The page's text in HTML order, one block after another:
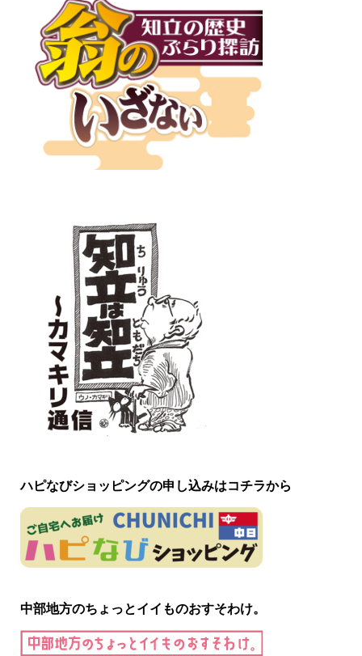
ハピなびショッピングの申し込みはコチラから
中部地方のちょっとイイものおすそわけ。